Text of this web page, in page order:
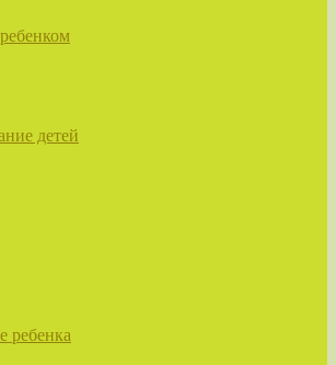
детей
ребенка